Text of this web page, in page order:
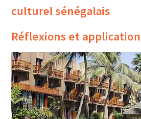
culturel sénégalais
Réflexions et